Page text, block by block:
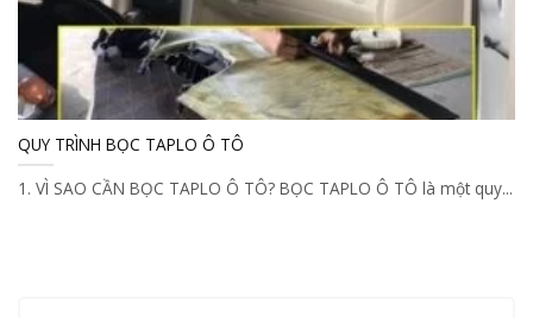
QUY TRÌNH BỌC TAPLO Ô TÔ
1. VÌ SAO CẦN BỌC TAPLO Ô TÔ? BỌC TAPLO Ô TÔ là một quy...